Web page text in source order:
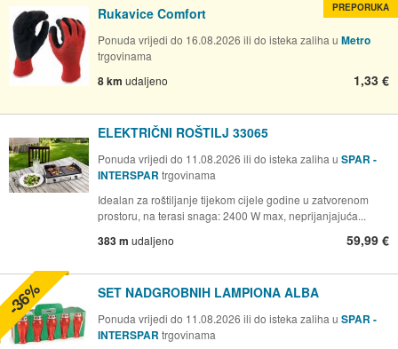
Rukavice Comfort
Ponuda vrijedi do 16.08.2026 ili do isteka zaliha u Metro
trgovinama
8 km udaljeno 1,33 €
PREPORUKA
ELEKTRIČNI ROŠTILJ 33065
Ponuda vrijedi do 11.08.2026 ili do isteka zaliha u SPAR -
INTERSPAR trgovinama
Idealan za roštiljanje tijekom cijele godine u zatvorenom
prostoru, na terasi snaga: 2400 W max, neprijanjajuća...
383 m udaljeno 59,99 €
SET NADGROBNIH LAMPIONA ALBA
Ponuda vrijedi do 11.08.2026 ili do isteka zaliha u SPAR -
INTERSPAR trgovinama
-36%